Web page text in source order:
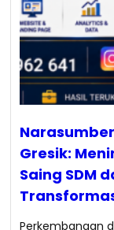
Gresik:
Saing SDM
Perkembangan